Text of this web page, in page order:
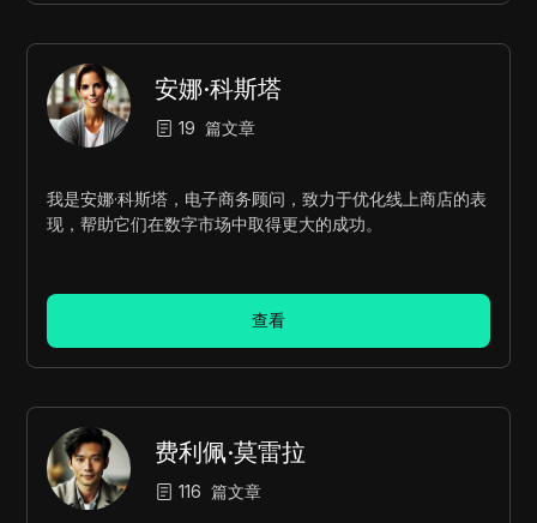
安娜·科斯塔
19 篇文章
我是安娜·科斯塔，电子商务顾问，致力于优化线上商店的表
现，帮助它们在数字市场中取得更大的成功。
查看
费利佩·莫雷拉
116 篇文章